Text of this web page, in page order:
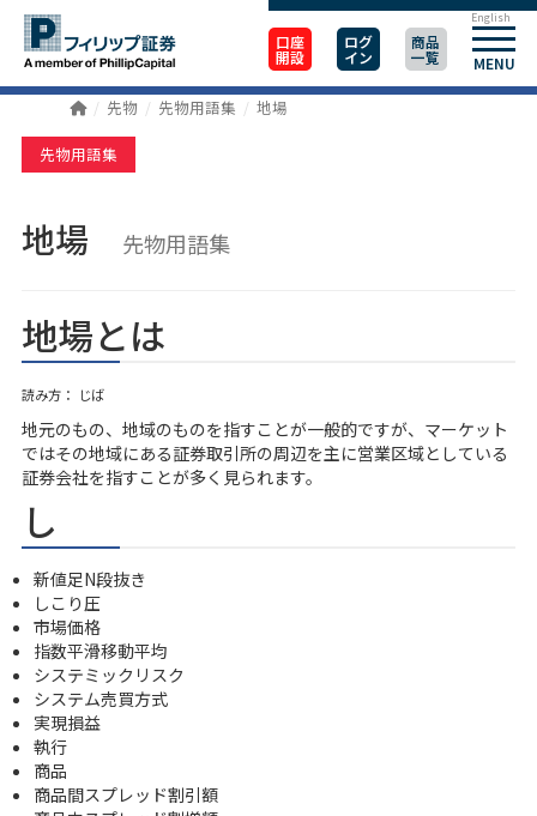
口座
開設
ログ
イン
商品
一覧 MENU
English
先物 先物用語集 地場
先物用語集
地場 先物用語集
地場とは
読み方： じば
地元のもの、地域のものを指すことが一般的ですが、マーケット
ではその地域にある証券取引所の周辺を主に営業区域としている
証券会社を指すことが多く見られます。
し
新値足N段抜き
しこり圧
市場価格
指数平滑移動平均
システミックリスク
システム売買方式
実現損益
執行
商品
商品間スプレッド割引額